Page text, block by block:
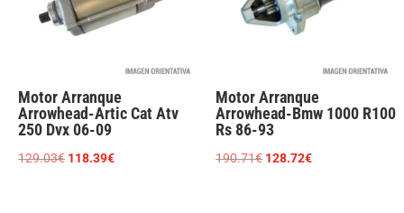
Motor Arranque
Arrowhead-Artic Cat Atv
250 Dvx 06-09
129.03€ El
118.39€El
Motor Arranque
Arrowhead-Bmw 1000 R100
Rs 86-93
190.71€ El
128.72€El